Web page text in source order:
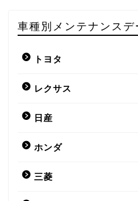
車種別メンテナンスデ
トヨタ
レクサス
日産
ホンダ
三菱